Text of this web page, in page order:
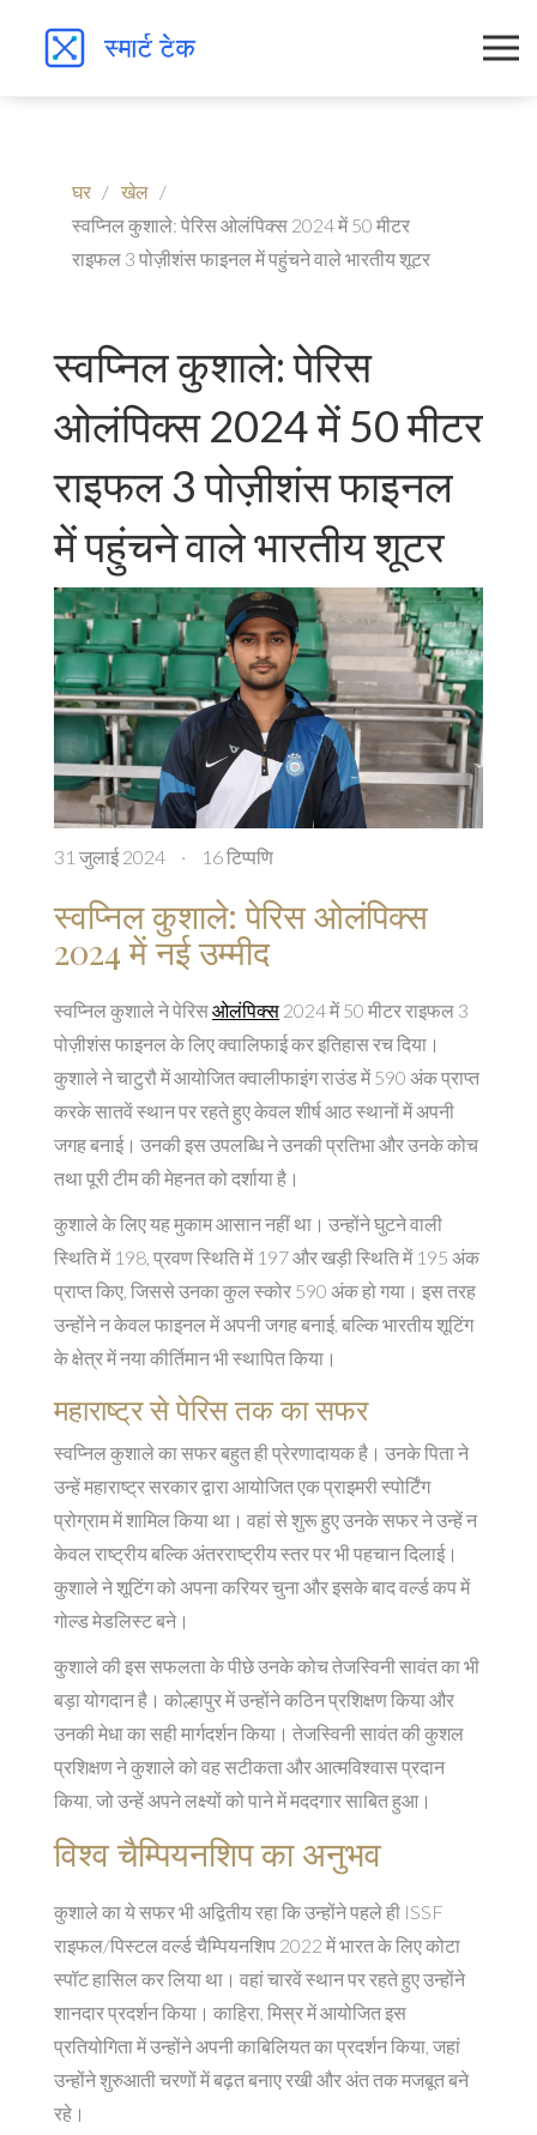
घर
खेल
स्वप्निल कुशाले: पेरिस ओलंपिक्स 2024 में 50 मीटर
राइफल 3 पोज़ीशंस फाइनल में पहुंचने वाले भारतीय शूटर
स्वप्निल कुशाले: पेरिस
ओलंपिक्स 2024 में 50 मीटर
राइफल 3 पोज़ीशंस फाइनल
में पहुंचने वाले भारतीय शूटर
31 जुलाई 2024 · 16 टिप्पणि
स्वप्निल कुशाले: पेरिस ओलंपिक्स
2024 में नई उम्मीद
स्वप्निल कुशाले ने पेरिसओलंपिक्स 2024 में 50 मीटर राइफल 3
पोज़ीशंस फाइनल के लिए क्वालिफाई कर इतिहास रच दिया।
कुशाले ने चाटुरौ में आयोजित क्वालीफाइंग राउंड में 590 अंक प्राप्त
करके सातवें स्थान पर रहते हुए केवल शीर्ष आठ स्थानों में अपनी
जगह बनाई। उनकी इस उपलब्धि ने उनकी प्रतिभा और उनके कोच
तथा पूरी टीम की मेहनत को दर्शाया है।
कुशाले के लिए यह मुकाम आसान नहीं था। उन्होंने घुटने वाली
स्थिति में 198, प्रवण स्थिति में 197 और खड़ी स्थिति में 195 अंक
प्राप्त किए, जिससे उनका कुल स्कोर 590 अंक हो गया। इस तरह
उन्होंने न केवल फाइनल में अपनी जगह बनाई, बल्कि भारतीय शूटिंग
के क्षेत्र में नया कीर्तिमान भी स्थापित किया।
महाराष्ट्र से पेरिस तक का सफर
स्वप्निल कुशाले का सफर बहुत ही प्रेरणादायक है। उनके पिता ने
उन्हें महाराष्ट्र सरकार द्वारा आयोजित एक प्राइमरी स्पोर्टिंग
प्रोग्राम में शामिल किया था। वहां से शुरू हुए उनके सफर ने उन्हें न
केवल राष्ट्रीय बल्कि अंतरराष्ट्रीय स्तर पर भी पहचान दिलाई।
कुशाले ने शूटिंग को अपना करियर चुना और इसके बाद वर्ल्ड कप में
गोल्ड मेडलिस्ट बने।
कुशाले की इस सफलता के पीछे उनके कोच तेजस्विनी सावंत का भी
बड़ा योगदान है। कोल्हापुर में उन्होंने कठिन प्रशिक्षण किया और
उनकी मेधा का सही मार्गदर्शन किया। तेजस्विनी सावंत की कुशल
प्रशिक्षण ने कुशाले को वह सटीकता और आत्मविश्वास प्रदान
किया, जो उन्हें अपने लक्ष्यों को पाने में मददगार साबित हुआ।
विश्व चैम्पियनशिप का अनुभव
कुशाले का ये सफर भी अद्वितीय रहा कि उन्होंने पहले ही ISSF
राइफल/पिस्टल वर्ल्ड चैम्पियनशिप 2022 में भारत के लिए कोटा
स्पॉट हासिल कर लिया था। वहां चारवें स्थान पर रहते हुए उन्होंने
शानदार प्रदर्शन किया। काहिरा, मिस्र में आयोजित इस
प्रतियोगिता में उन्होंने अपनी काबिलियत का प्रदर्शन किया, जहां
उन्होंने शुरुआती चरणों में बढ़त बनाए रखी और अंत तक मजबूत बने
रहे।